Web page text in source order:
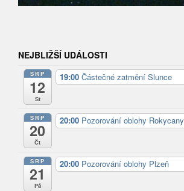
NEJBLIŽŠÍ UDÁLOSTI
SRP
12
St
19:00 Částečné zatmění Slunce
SRP
20
Čt
20:00 Pozorování oblohy Rokycany
SRP
21
Pá
20:00 Pozorování oblohy Plzeň